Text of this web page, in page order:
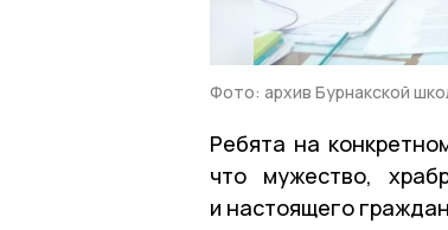
Фото: архив Бурнакской
Ребята на
что мужество,
и настоящего